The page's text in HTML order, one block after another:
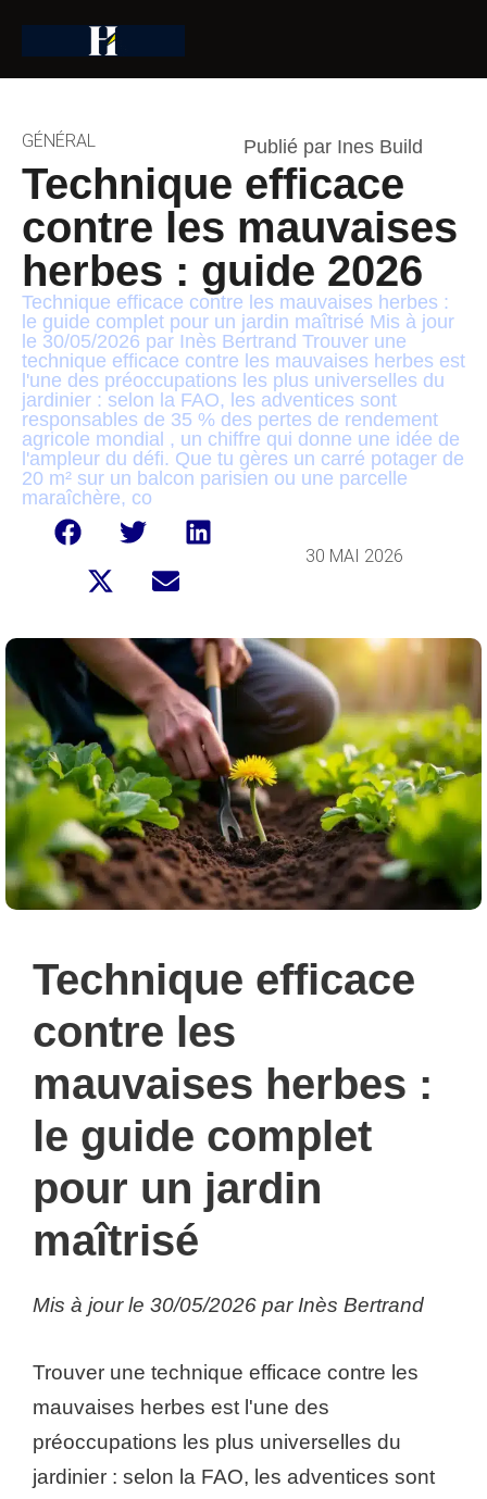
GÉNÉRAL Publié par Ines Build
Technique efficace
contre les mauvaises
herbes : guide 2026
Technique efficace contre les mauvaises herbes :
le guide complet pour un jardin maîtrisé Mis à jour
le 30/05/2026 par Inès Bertrand Trouver une
technique efficace contre les mauvaises herbes est
l'une des préoccupations les plus universelles du
jardinier : selon la FAO, les adventices sont
responsables de 35 % des pertes de rendement
agricole mondial , un chiffre qui donne une idée de
l'ampleur du défi. Que tu gères un carré potager de
20 m² sur un balcon parisien ou une parcelle
maraîchère, co
30 MAI 2026
Technique efficace
contre les
mauvaises herbes :
le guide complet
pour un jardin
maîtrisé
Mis à jour le 30/05/2026 par Inès Bertrand
Trouver une technique efficace contre les
mauvaises herbes est l'une des
préoccupations les plus universelles du
jardinier : selon la FAO, les adventices sont